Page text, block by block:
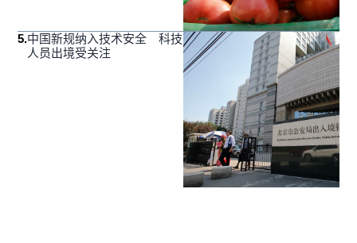
5.中国新规纳入技术安全 科技
人员出境受关注